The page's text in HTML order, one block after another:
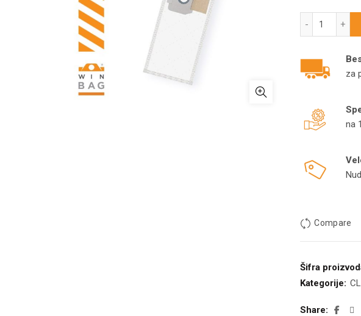
za
na
Compare
Šifra
Kategorije:
Share